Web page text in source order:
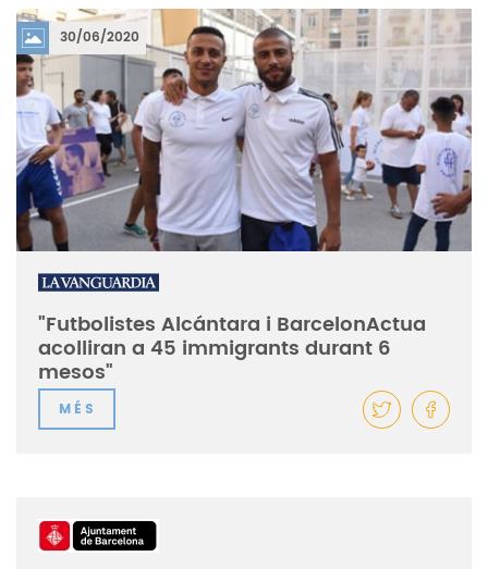
30/06/2020
"Futbolistes Alcántara i BarcelonActua
acolliran a 45 immigrants durant 6
mesos"
MÉS
19/06/2020